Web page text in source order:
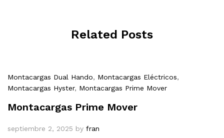
Related Posts
Montacargas Dual Hando, Montacargas Eléctricos,
Montacargas Hyster, Montacargas Prime Mover
Montacargas Prime Mover
septiembre 2, 2025 by fran